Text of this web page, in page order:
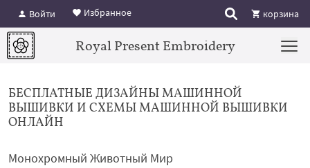
Войти Избранное корзина
Royal Present Embroidery
БЕСПЛАТНЫЕ ДИЗАЙНЫ МАШИННОЙ
ВЫШИВКИ И СХЕМЫ МАШИННОЙ ВЫШИВКИ
ОНЛАЙН
Монохромный Животный Мир